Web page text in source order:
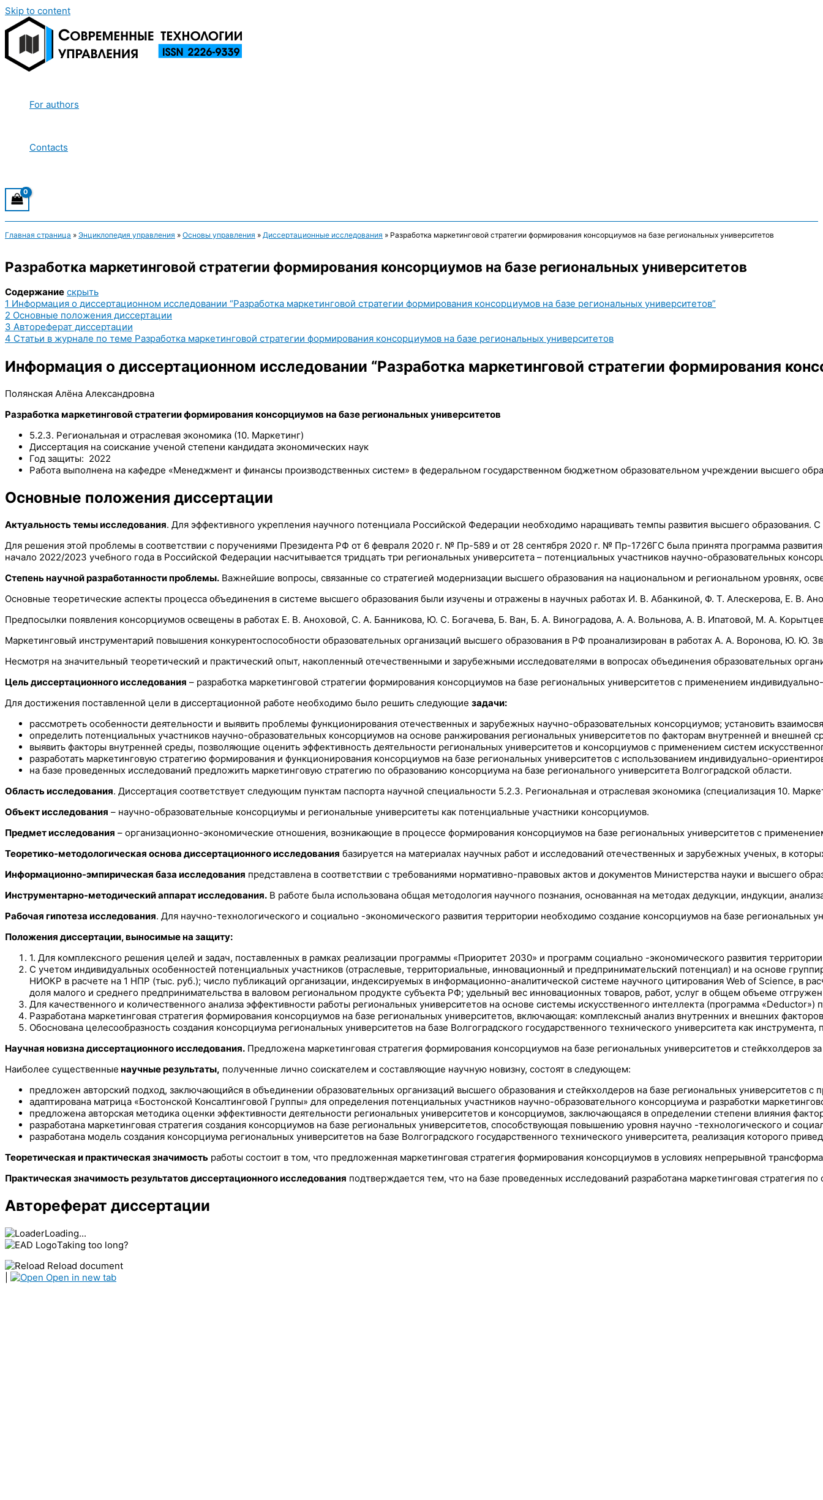
Skip to content
For authors
Contacts
Главная страница » Энциклопедия управления » Основы управления » Диссертационные исследования » Разработка маркетинговой стратегии формирования консорциумов на базе региональных университетов
Разработка маркетинговой стратегии формирования консорциумов на базе региональных университетов
Содержание скрыть
1 Информация о диссертационном исследовании “Разработка маркетинговой стратегии формирования консорциумов на базе региональных университетов”
2 Основные положения диссертации
3 Автореферат диссертации
4 Статьи в журнале по теме Разработка маркетинговой стратегии формирования консорциумов на базе региональных университетов
Информация о диссертационном исследовании “Разработка маркетинговой стратегии формирования
Полянская Алёна Александровна
Разработка маркетинговой стратегии формирования консорциумов на базе региональных университетов
5.2.3. Региональная и отраслевая экономика (10. Маркетинг)
Диссертация на соискание ученой степени кандидата экономических наук
Год защиты: 2022
Работа выполнена на кафедре «Менеджмент и финансы производственных систем» в федеральном государственном бюджетном образовательном учреждении высшего
Основные положения диссертации
Актуальность темы исследования. Для эффективного укрепления научного потенциала Российской Федерации необходимо наращивать темпы развития высшего
Для решения этой проблемы в соответствии с поручениями Президента РФ от 6 февраля 2020 г. № Пр-589 и от 28 сентября 2020 г. № Пр-1726ГС была принята программа
начало 2022/2023 учебного года в Российской Федерации насчитывается тридцать три региональных университета – потенциальных участников научно-образовательных
Степень научной разработанности проблемы. Важнейшие вопросы, связанные со стратегией модернизации высшего образования на национальном и региональном
Основные теоретические аспекты процесса объединения в системе высшего образования были изучены и отражены в научных работах И. В. Абанкиной, Ф. Т. Алескерова,
Предпосылки появления консорциумов освещены в работах Е. В. Аноховой, C. А. Банникова, Ю. С. Богачева, Б. Ван, Б. А. Виноградова, А. А. Вольнова, А. В. Ипатовой, М. А.
Маркетинговый инструментарий повышения конкурентоспособности образовательных организаций высшего образования в РФ проанализирован в работах А. А. Воронова, Ю.
Несмотря на значительный теоретический и практический опыт, накопленный отечественными и зарубежными исследователями в вопросах объединения образовательных
Цель диссертационного исследования – разработка маркетинговой стратегии формирования консорциумов на базе региональных университетов с применением
Для достижения поставленной цели в диссертационной работе необходимо было решить следующие задачи:
рассмотреть особенности деятельности и выявить проблемы функционирования отечественных и зарубежных научно-образовательных консорциумов; установить
определить потенциальных участников научно-образовательных консорциумов на основе ранжирования региональных университетов по факторам внутренней и
выявить факторы внутренней среды, позволяющие оценить эффективность деятельности региональных университетов и консорциумов с применением систем
разработать маркетинговую стратегию формирования и функционирования консорциумов на базе региональных университетов с использованием индивидуально-
на базе проведенных исследований предложить маркетинговую стратегию по образованию консорциума на базе регионального университета Волгоградской области.
Область исследования. Диссертация соответствует следующим пунктам паспорта научной специальности 5.2.3. Региональная и отраслевая экономика (специализация 10.
Объект исследования – научно-образовательные консорциумы и региональные университеты как потенциальные участники консорциумов.
Предмет исследования – организационно-экономические отношения, возникающие в процессе формирования консорциумов на базе региональных университетов с
Теоретико-методологическая основа диссертационного исследования базируется на материалах научных работ и исследований отечественных и зарубежных ученых, в
Информационно-эмпирическая база исследования представлена в соответствии с требованиями нормативно-правовых актов и документов Министерства науки и высшего
Инструментарно-методический аппарат исследования. В работе была использована общая методология научного познания, основанная на методах дедукции, индукции,
Рабочая гипотеза исследования. Для научно-технологического и социально -экономического развития территории необходимо создание консорциумов на базе
Положения диссертации, выносимые на защиту:
1. Для комплексного решения целей и задач, поставленных в рамках реализации программы «Приоритет 2030» и программ социально -экономического развития
С учетом индивидуальных особенностей потенциальных участников (отраслевые, территориальные, инновационный и предпринимательский потенциал) и на основе
НИОКР в расчете на 1 НПР (тыс. руб.); число публикаций организации, индексируемых в информационно-аналитической системе научного цитирования Web of Science, в
доля малого и среднего предпринимательства в валовом региональном продукте субъекта РФ; удельный вес инновационных товаров, работ, услуг в общем объеме
Для качественного и количественного анализа эффективности работы региональных университетов на основе системы искусственного интеллекта (программа
Разработана маркетинговая стратегия формирования консорциумов на базе региональных университетов, включающая: комплексный анализ внутренних и внешних
Обоснована целесообразность создания консорциума региональных университетов на базе Волгоградского государственного технического университета как
Научная новизна диссертационного исследования. Предложена маркетинговая стратегия формирования консорциумов на базе региональных университетов и
Наиболее существенные научные результаты, полученные лично соискателем и составляющие научную новизну, состоят в следующем:
предложен авторский подход, заключающийся в объединении образовательных организаций высшего образования и стейкхолдеров на базе региональных
адаптирована матрица «Бостонской Консалтинговой Группы» для определения потенциальных участников научно-образовательного консорциума и разработки
предложена авторская методика оценки эффективности деятельности региональных университетов и консорциумов, заключающаяся в определении степени влияния
разработана маркетинговая стратегия создания консорциумов на базе региональных университетов, способствующая повышению уровня научно -технологического и
разработана модель создания консорциума региональных университетов на базе Волгоградского государственного технического университета, реализация
Теоретическая и практическая значимость работы состоит в том, что предложенная маркетинговая стратегия формирования консорциумов в условиях непрерывной
Практическая значимость результатов диссертационного исследования подтверждается тем, что на базе проведенных исследований разработана маркетинговая
Автореферат диссертации
Loading...
Taking too long?
Reload document
Open in new tab